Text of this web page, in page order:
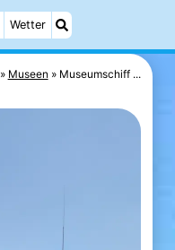
Wetter
Museen Museumschiff ...